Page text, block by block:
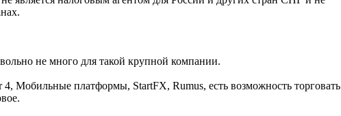
не много для такой крупной компании.
Мобильные платформы, StartFX, Rumus, есть возможность торговать